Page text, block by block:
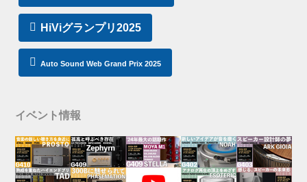
HiViグランプリ2025
Auto Sound Web Grand Prix 2025
イベント情報